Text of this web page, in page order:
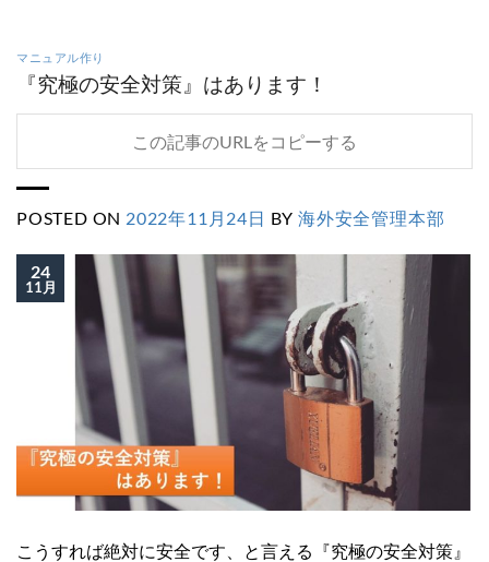
マニュアル作り
『究極の安全対策』はあります！
この記事のURLをコピーする
POSTED ON 2022年11月24日 BY海外安全管理本部
24
11月
こうすれば絶対に安全です、と言える『究極の安全対策』